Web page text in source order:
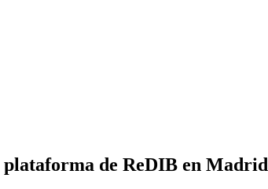
de ReDIB en Madrid